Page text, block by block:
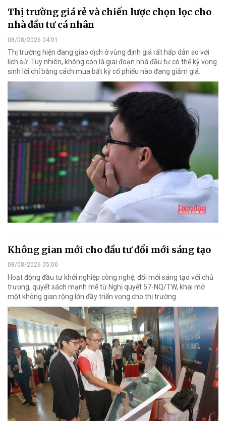
Thị trường giá rẻ và chiến lược chọn lọc cho
nhà đầu tư cá nhân
08/08/2026 04:01
Thị trường hiện đang giao dịch ở vùng định giá rất hấp dẫn so với
lịch sử. Tuy nhiên, không còn là giai đoạn nhà đầu tư có thể kỳ vọng
sinh lời chỉ bằng cách mua bất kỳ cổ phiếu nào đang giảm giá.
Không gian mới cho đầu tư đổi mới sáng tạo
08/08/2026 05:00
Hoạt động đầu tư khởi nghiệp công nghệ, đổi mới sáng tạo với chủ
trương, quyết sách mạnh mẽ từ Nghị quyết 57-NQ/TW, khai mở
một không gian rộng lớn đầy triển vọng cho thị trường.